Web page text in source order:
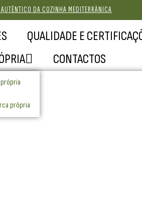
AUTÊNTICO DA COZINHA MEDITERRÂNICA
QUALIDADE E
própria
CONTACTOS